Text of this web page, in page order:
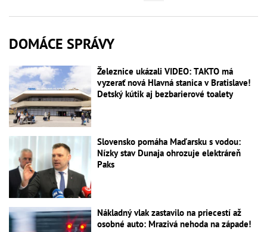
DOMÁCE SPRÁVY
Železnice ukázali VIDEO: TAKTO má
vyzerať nová Hlavná stanica v Bratislave!
Detský kútik aj bezbarierové toalety
Slovensko pomáha Maďarsku s vodou:
Nízky stav Dunaja ohrozuje elektráreň
Paks
Nákladný vlak zastavilo na priecestí až
osobné auto: Mrazivá nehoda na západe!